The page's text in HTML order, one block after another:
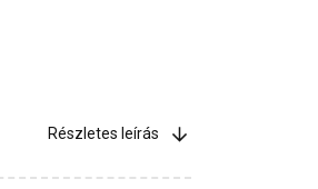
Részletes leírás